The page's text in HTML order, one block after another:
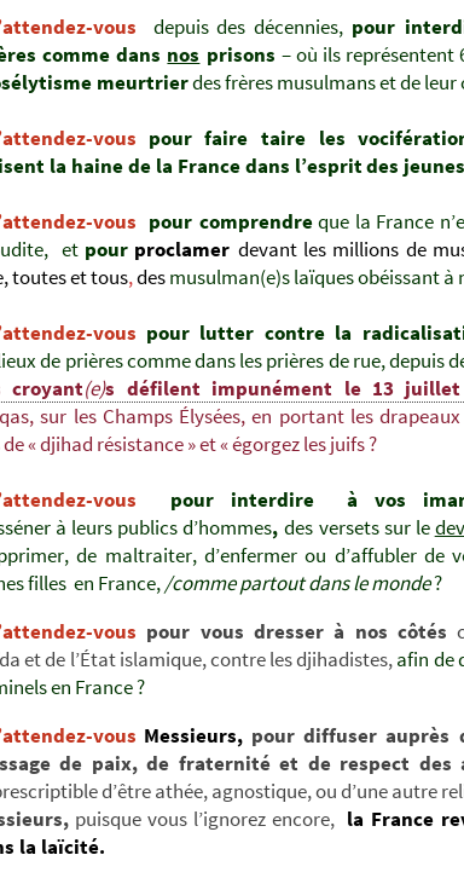
vous depuis des décennies, pour
comme dans nos prisons – où ils représentent
meurtrierdes frères musulmans et de leur
vous pour faire taire les
la haine de la France dans l’espritdes jeunes
vous pour comprendreque la France
et pour proclamer devant les millions de
toutes et tous,desmusulman(e)s laïques obéissant à
vous pour lutter contre la
de prières comme dans les prières de rue, depuis
croyant(e)s défilent impunément le 13 juillet
sur les Champs Élysées, en portant les
« djihad résistance » et « égorgez les juifs ?
vous pour interdire
à vos
à leurs publics d’hommes,des versets surle
de maltraiter, d’enfermer ou d’affubler de
filles en France,/comme partout dans le monde?
vous pour vous dresser à nos côtés
et de l’État islamique, contre les djihadistes,afin de
en France ?
vous Messieurs, pour diffuser auprès
de paix, de fraternité et de respect des
d’être athée, agnostique, ou d’une autre
puisque vous l’ignorez encore, la France
la laïcité.